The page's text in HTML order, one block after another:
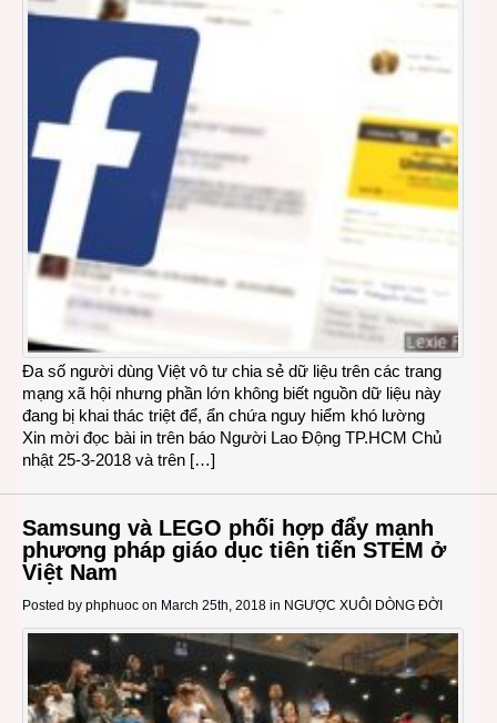
Đa số người dùng Việt vô tư chia sẻ dữ liệu trên các trang
mạng xã hội nhưng phần lớn không biết nguồn dữ liệu này
đang bị khai thác triệt để, ẩn chứa nguy hiểm khó lường
Xin mời đọc bài in trên báo Người Lao Động TP.HCM Chủ
nhật 25-3-2018 và trên […]
Samsung và LEGO phối hợp đẩy mạnh
phương pháp giáo dục tiên tiến STEM ở
Việt Nam
Posted by phphuoc on March 25th, 2018 in NGƯỢC XUÔI DÒNG ĐỜI